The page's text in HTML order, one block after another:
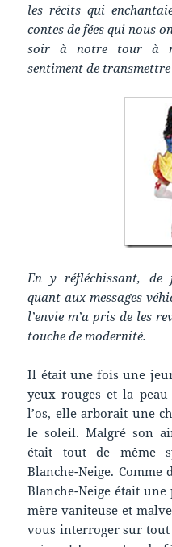
les récits qui
contes de fées qui nous
soir à notre tour à
sentiment de
En y réfléchissant, de
quant aux messages
l’envie m’a pris de les
touche de modernité.
Il était une fois une
yeux rouges et la peau
l’os, elle arborait une
le soleil. Malgré son
était tout de même
Blanche-Neige. Comme
Blanche-Neige était une
mère vaniteuse et
vous interroger sur tout